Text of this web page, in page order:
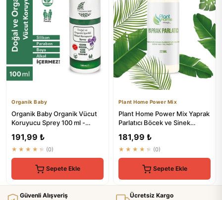
Organik Baby
Organik Baby Organik Vücut
Koruyucu Sprey 100 ml -
191,99 ₺
★★★★★ (0)
Sepete Ekle
Plant Home Power Mix
Plant Home Power Mix Yaprak
Parlatıcı Böcek ve Sinek
181,99 ₺
★★★★★ (0)
Sepete Ekle
Güvenli Alışveriş Ücretsiz Kargo